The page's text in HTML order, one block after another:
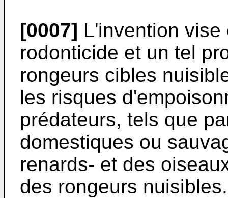
[0007] L'invention
rodonticide et un tel
rongeurs cibles
les risques
prédateurs, tels que
domestiques ou
renards- et des
des rongeurs nuisibles.